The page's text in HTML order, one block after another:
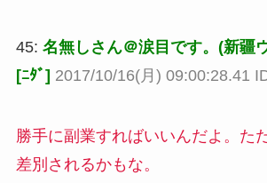
45: 名無しさん＠涙目です。(新疆
[ﾆﾀﾞ] 2017/10/16(月) 09:00:28.41
勝手に副業すればいいんだよ。た
差別されるかもな。